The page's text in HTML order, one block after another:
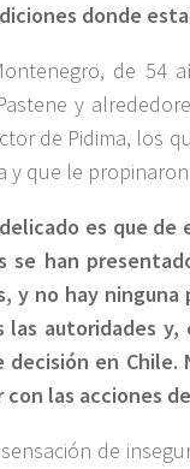
donde
de 54
y
de Pidima, los
y que le
es que
se han
y no hay
las autoridades
decisión en
con las acciones
de